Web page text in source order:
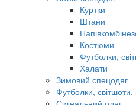
Куртки
Штани
Костюми
Футболки,
Халати
Зимовий спецодяг
Футболки, світшоти,